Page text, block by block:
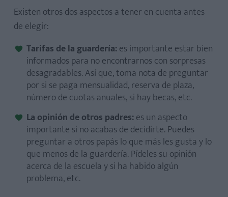
Existen otros dos aspectos a tener en cuenta antes
de elegir:
Tarifas de la guardería:es importante estar bien
informados para no encontrarnos con sorpresas
desagradables. Así que, toma nota de preguntar
por si se paga mensualidad, reserva de plaza,
número de cuotas anuales, si hay becas, etc.
La opinión de otros padres:es un aspecto
importante si no acabas de decidirte. Puedes
preguntar a otros papás lo que más les gusta y lo
que menos de la guardería. Pídeles su opinión
acerca de la escuela y si ha habido algún
problema, etc.